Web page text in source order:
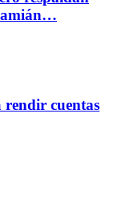
cuentas